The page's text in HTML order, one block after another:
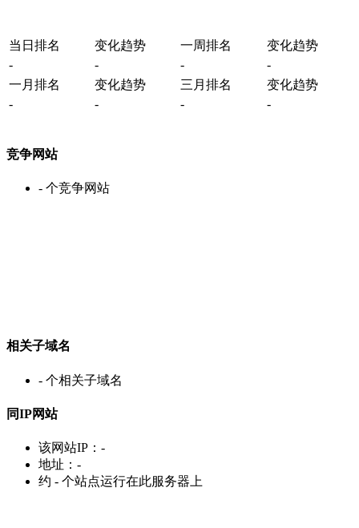
当日排名 变化趋势 一周排名
变化趋势
-
- -
-
一月排名
变化趋势 三月排名
变化趋势
-
- - -
竞争网站
- 个竞争网站
相关子域名
- 个相关子域名
同IP网站
该网站IP： -
地址： -
约 - 个站点运行在此服务器上